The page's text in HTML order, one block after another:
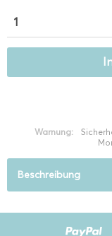
Warnung:
Beschreibung